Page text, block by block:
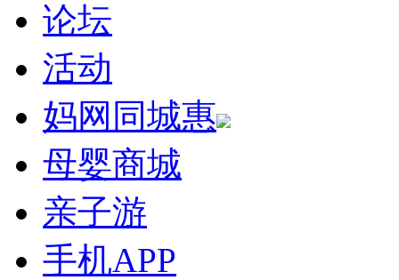
论坛
活动
妈网同城惠
母婴商城
亲子游
手机APP